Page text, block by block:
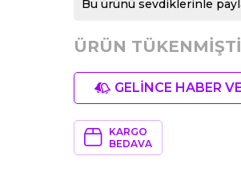
Bu ürünü sevdiklerinle
ÜRÜN
GELİNCE HABER
KARGO
BEDAVA